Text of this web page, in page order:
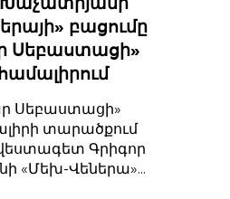
բացումը
Սեբաստացի»
Սեբաստացի»
տարածքում
Գրիգոր
«Մեխ-Վեներա»...